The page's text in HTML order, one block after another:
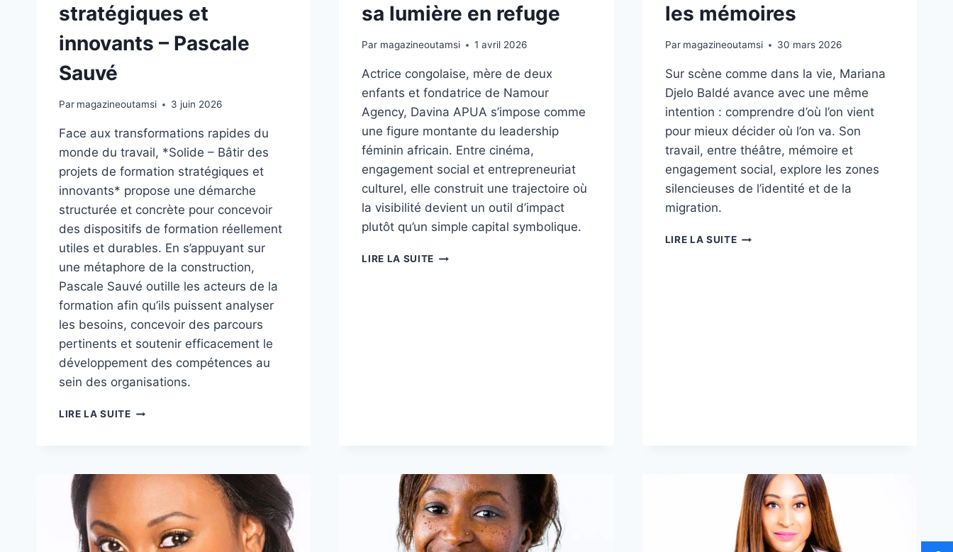
stratégiques et
innovants – Pascale
Sauvé
Par magazineoutamsi 3 juin 2026
Face aux transformations rapides du
monde du travail, *Solide – Bâtir des
projets de formation stratégiques et
innovants* propose une démarche
structurée et concrète pour concevoir
des dispositifs de formation réellement
utiles et durables. En s’appuyant sur
une métaphore de la construction,
Pascale Sauvé outille les acteurs de la
formation afin qu’ils puissent analyser
les besoins, concevoir des parcours
pertinents et soutenir efficacement le
développement des compétences au
sein des organisations.
LIRE LA SUITESOLIDE
STRATÉGIQUES
ET
INNOVANTS
sa lumière en refuge
Par magazineoutamsi 1 avril 2026
Actrice congolaise, mère de deux
enfants et fondatrice de Namour
Agency, Davina APUA s’impose comme
une figure montante du leadership
féminin africain. Entre cinéma,
engagement social et entrepreneuriat
culturel, elle construit une trajectoire où
la visibilité devient un outil d’impact
plutôt qu’un simple capital symbolique.
LIRE LA SUITE DAVINA
les mémoires
Par magazineoutamsi 30 mars 2026
Sur scène comme dans la vie, Mariana
Djelo Baldé avance avec une même
intention : comprendre d’où l’on vient
pour mieux décider où l’on va. Son
travail, entre théâtre, mémoire et
engagement social, explore les zones
silencieuses de l’identité et de la
migration.
LIRE LA SUITEMARIANA